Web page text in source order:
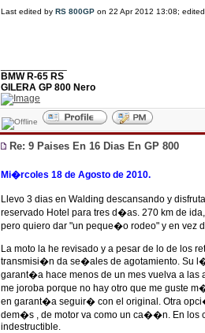
Last edited by RS 800GP on 22 Apr 2012 13:08;
BMW R-65 RS
GILERA GP 800 Nero
Re: 9 Paises En 16 Dias En GP 800
Mi�rcoles 18 de Agosto de 2010.
Llevo 3 dias en Walding descansando y
reservado Hotel para tres d�as. 270 km de
pero quiero dar "un peque�o rodeo" y en vez
La moto la he revisado y a pesar de lo de los
transmisi�n da se�ales de agotamiento. Su
garant�a hace menos de un mes vuelva a las
me joroba porque no hay otro que me guste
en garant�a seguir� con el original. Otra
dem�s , de motor va como un ca��n. En los
indestructible.